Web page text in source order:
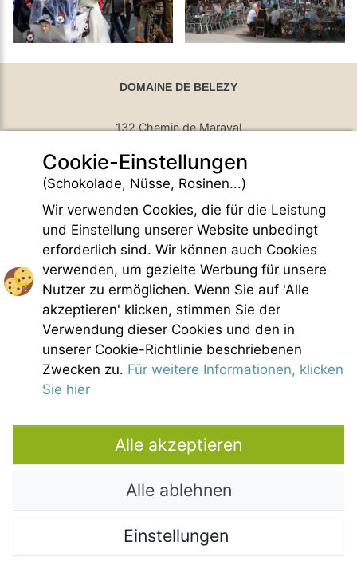
DOMAINE DE BELEZY
132 Chemin de Maraval
84410 Bedoin - France
GPS Latitude : 44.130661010742187
GPS Longitude : 5.1876931190490723
E-mail : belezy@libranoo.com
Tél : +33(0)4 90 65 60 18
France 4 Naturisme Newsletter
Anfrage Informationen
Handfest FKK-Leben
Gesetzliche Bedingungen
Allgemeine Verkaufsbedingungen
Bildnachweis
Kontakt
Copyright © 2021 – Domaine de Bélézy. All rights reserved. All media and
pictures are the properties of their respective owners. Photos and maps are
Cookie-Einstellungen
(Schokolade, Nüsse, Rosinen...)
Wir verwenden Cookies, die für die Leistung
und Einstellung unserer Website unbedingt
erforderlich sind. Wir können auch Cookies
verwenden, um gezielte Werbung für unsere
Nutzer zu ermöglichen. Wenn Sie auf 'Alle
akzeptieren' klicken, stimmen Sie der
Verwendung dieser Cookies und den in
unserer Cookie-Richtlinie beschriebenen
Zwecken zu. Für weitere Informationen, klicken
Sie hier
Alle akzeptieren
Alle ablehnen
Einstellungen